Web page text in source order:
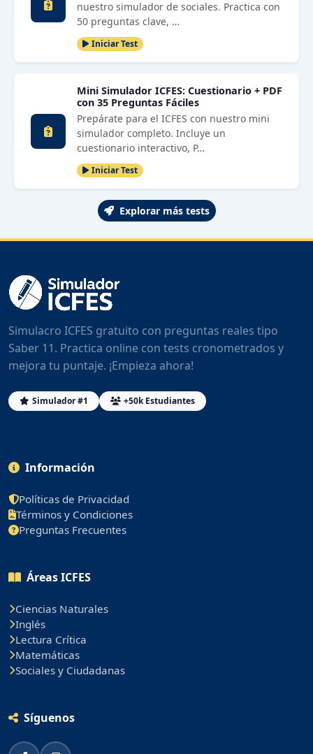
nuestro simulador de sociales. Practica con
50 preguntas clave, …
Iniciar Test
Mini Simulador ICFES: Cuestionario + PDF
con 35 Preguntas Fáciles
Prepárate para el ICFES con nuestro mini
simulador completo. Incluye un
cuestionario interactivo, P…
Iniciar Test
Explorar más tests
Simulacro ICFES gratuito con preguntas reales tipo
Saber 11. Practica online con tests cronometrados y
mejora tu puntaje. ¡Empieza ahora!
Simulador #1 +50k Estudiantes
Información
Políticas de Privacidad
Términos y Condiciones
Preguntas Frecuentes
Áreas ICFES
Ciencias Naturales
Inglés
Lectura Crítica
Matemáticas
Sociales y Ciudadanas
Síguenos